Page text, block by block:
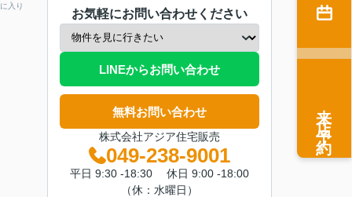
入り
お気軽にお問い合わせください
LINEからお問い合わせ
無料お問い合わせ
株式会社アジア住宅販売
049-238-9001
平日 9:30 -18:30 休日 9:00 -18:00
（休：水曜日）
来店予約